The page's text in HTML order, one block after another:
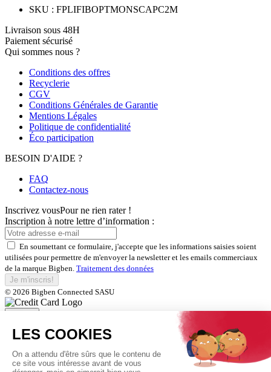
SKU : FPLIFIBOPTMONSCAPC2M
Livraison sous 48H
Paiement sécurisé
Qui sommes nous ?
Conditions des offres
Recyclerie
CGV
Conditions Générales de Garantie
Mentions Légales
Politique de confidentialité
Éco participation
BESOIN D'AIDE ?
FAQ
Contactez-nous
Inscrivez vousPour ne rien rater !
Inscription à notre lettre d’information :
En soumettant ce formulaire, j'accepte que les informations saisies soient
utilisées pour permettre de m'envoyer la newsletter et les emails commerciaux
de la marque Bigben. Traitement des données
Je m'inscris!
© 2026 Bigben Connected SASU
Fermer
Inscrivez-vous et bénéficiez de
nos offres exclusives